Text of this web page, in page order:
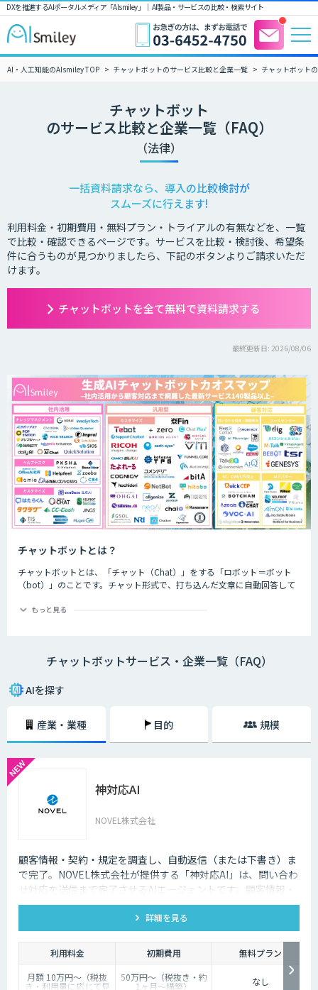
DXを推進するAIポータルメディア「AIsmiley」｜ AI製品・サービスの比較・検索サイト
AI・人工知能のAIsmiley TOP チャットボットのサービス比較と企業一覧 チャットボット
チャットボット
のサービス比較と企業一覧（FAQ）
（法律）
一括資料請求なら、導入の比較検討が
スムーズに行えます!
利用料金・初期費用・無料プラン・トライアルの有無などを、一覧
で比較・確認できるページです。サービスを比較・検討後、希望条
件に合うものが見つかりましたら、下記のボタンよりご請求いただ
けます。
チャットボットを全て無料で資料請求する
最終更新日: 2026/08/06
チャットボットとは？
チャットボットとは、「チャット（Chat）」をする「ロボット＝ボット
（bot）」のことです。チャット形式で、打ち込んだ文章に自動回答して
・AI型チャットボットの特徴
「機械学習型」といわれる仕組みを採用したチャットボットで、文章全体
の意味を理解した上で回答を返すことができるという特徴を持っていま
め、その学習を重ねるごとにチャットの回答精度が向上されていくのが大
・シナリオ型チャットボットの特徴
シナリオ型チャットボットにはAIが搭載されていないため、「Aという単
語が含まれていたらBを返答する」といったルールを人間が事前に設定し
ておかなければなりません。また、AI型のように学習を重ねていくわけで
もないため、不適切な返答が行われてしまう場合には、担当者が自ら修正
企業がチャットボットを導入するメリットは以下3つが挙げられます。
・24時間365日対応できる
チャットボットを導入することで得られる最大のメリットは、24時間365
日対応できるという点です。スマートフォンの普及に伴い、ユーザーはい
つでもインターネット検索を行えるようになりました。そのため現在は、
深夜に「この商品についてもっと詳しく知りたい」と思い立つケースも少
なくないのです。
もっと見る
チャットボットサービス・企業一覧（FAQ）
AIを探す
産業・業種 目的 規模
神対応AI
NOVEL株式会社
顧客情報・契約・規定を調査し、自動返信（または下書き）ま
で完了。NOVEL株式会社が提供する「神対応AI」は、問い合わ
せ対応を送信まで完了させるAIエージェントです。顧客情報・
契約・規定を突き合わせて回答を数十秒で作成し、自動送信か
下書き止めかを選べます。
詳細を見る
利用料金 初期費用
無料プラン
月額 10万円〜（税抜
き・利用量に応じて見
50万円〜（税抜き・約
1ヶ月〜構築） なし